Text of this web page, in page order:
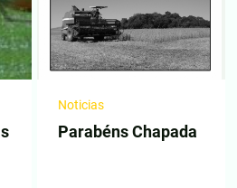
Noticias
Parabéns Chapada